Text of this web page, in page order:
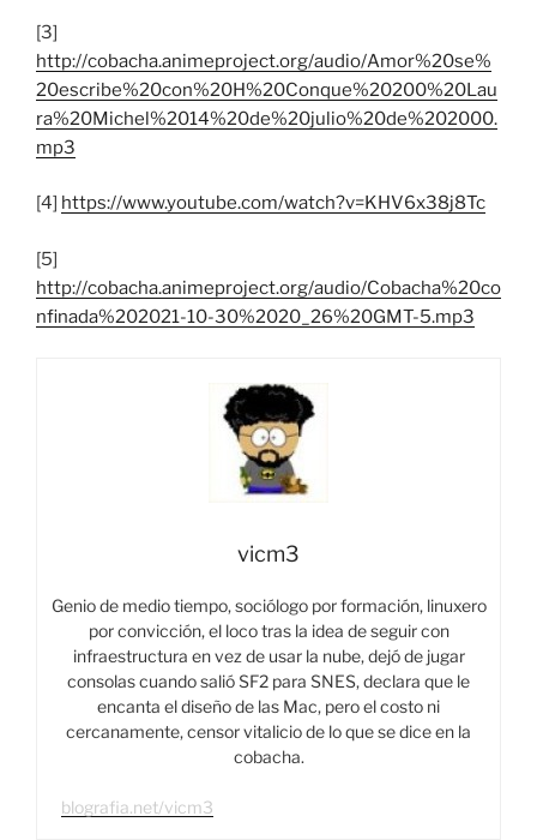
[3]
http://cobacha.animeproject.org/audio/Amor%20se%
20escribe%20con%20H%20Conque%20200%20Lau
ra%20Michel%2014%20de%20julio%20de%202000.
mp3
[4] https://www.youtube.com/watch?v=KHV6x38j8Tc
[5]
http://cobacha.animeproject.org/audio/Cobacha%20co
nfinada%202021-10-30%2020_26%20GMT-5.mp3
vicm3
Genio de medio tiempo, sociólogo por formación, linuxero
por convicción, el loco tras la idea de seguir con
infraestructura en vez de usar la nube, dejó de jugar
consolas cuando salió SF2 para SNES, declara que le
encanta el diseño de las Mac, pero el costo ni
cercanamente, censor vitalicio de lo que se dice en la
cobacha.
blografia.net/vicm3